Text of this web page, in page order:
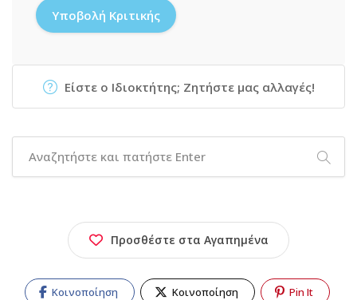
Είστε ο Ιδιοκτήτης; Ζητήστε μας αλλαγές!
Προσθέστε στα Αγαπημένα
Κοινοποίηση Κοινοποίηση Pin It